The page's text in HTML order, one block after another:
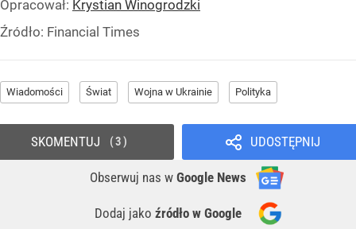
Opracował: Krystian Winogrodzki
Źródło: Financial Times
Wiadomości Świat Wojna w Ukrainie Polityka
UDOSTĘPNIJ
Obserwuj nas w Google News
Dodaj jako źródło w Google
SKOMENTUJ 3